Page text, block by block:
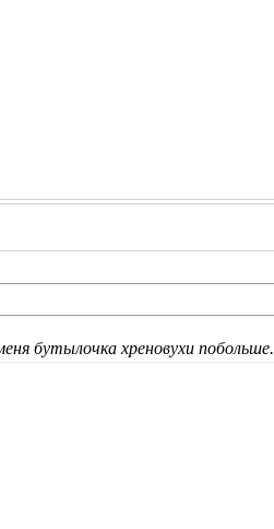
бутылочка хреновухи побольше.